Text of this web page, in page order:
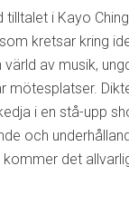
tilltalet i Kayo
kretsar kring
värld av musik,
mötesplatser.
i en stå-upp
och
det